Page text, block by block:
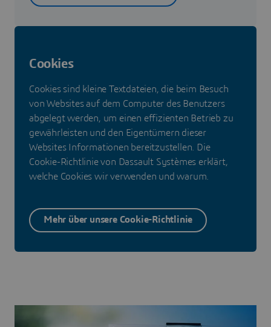
Cookies
Cookies sind kleine Textdateien, die beim Besuch
von Websites auf dem Computer des Benutzers
abgelegt werden, um einen effizienten Betrieb zu
gewährleisten und den Eigentümern dieser
Websites Informationen bereitzustellen. Die
Cookie-Richtlinie von Dassault Systèmes erklärt,
welche Cookies wir verwenden und warum.
Mehr über unsere Cookie-Richtlinie